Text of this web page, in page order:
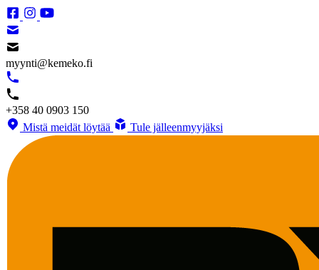
myynti@kemeko.fi
+358 40 0903 150
Mistä meidät löytää
Tule jälleenmyyjäksi